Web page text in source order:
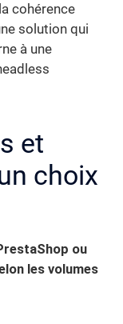
cohérence
solution qui
à une
et
choix
ou
les volumes